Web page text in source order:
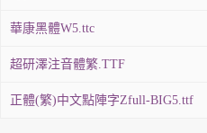
華康黑體W5.ttc
超研澤注音體繁.TTF
正體(繁)中文點陣字Zfull-BIG5.ttf